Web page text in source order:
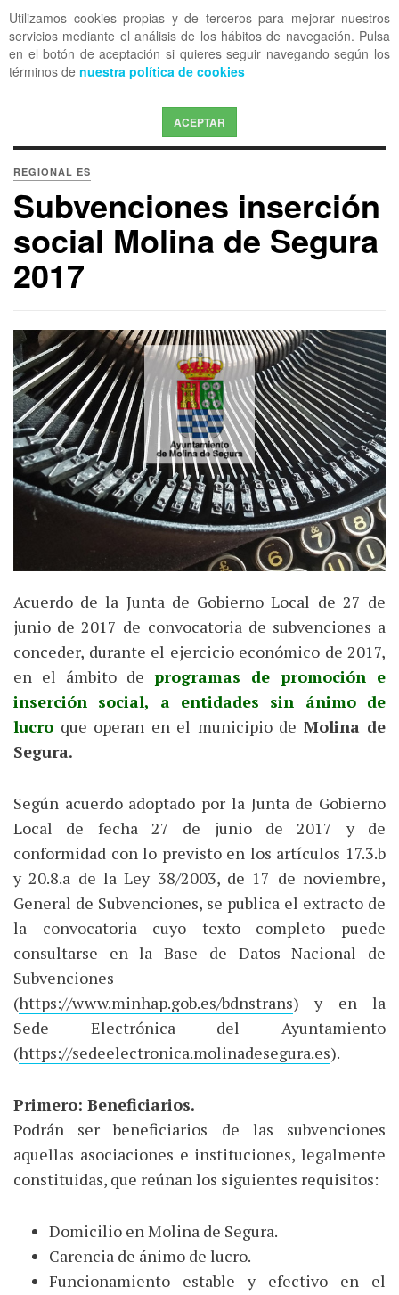
Utilizamos cookies propias y de terceros para mejorar nuestros
servicios mediante el análisis de los hábitos de navegación. Pulsa
en el botón de aceptación si quieres seguir navegando según los
términos de nuestra política de cookies
ACEPTAR
OFF CANVAS
REGIONAL ES
Subvenciones inserción
social Molina de Segura
2017
Acuerdo de la Junta de Gobierno Local de 27 de
junio de 2017 de convocatoria de subvenciones a
conceder, durante el ejercicio económico de 2017,
en el ámbito de programas de promoción e
inserción social, a entidades sin ánimo de
lucro que operan en el municipio de Molina de
Segura.
Según acuerdo adoptado por la Junta de Gobierno
Local de fecha 27 de junio de 2017 y de
conformidad con lo previsto en los artículos 17.3.b
y 20.8.a de la Ley 38/2003, de 17 de noviembre,
General de Subvenciones, se publica el extracto de
la convocatoria cuyo texto completo puede
consultarse en la Base de Datos Nacional de
Subvenciones
(https://www.minhap.gob.es/bdnstrans) y en la
Sede Electrónica del Ayuntamiento
(https://sedeelectronica.molinadesegura.es).
Primero: Beneficiarios.
Podrán ser beneficiarios de las subvenciones
aquellas asociaciones e instituciones, legalmente
constituidas, que reúnan los siguientes requisitos:
Domicilio en Molina de Segura.
Carencia de ánimo de lucro.
Funcionamiento estable y efectivo en el